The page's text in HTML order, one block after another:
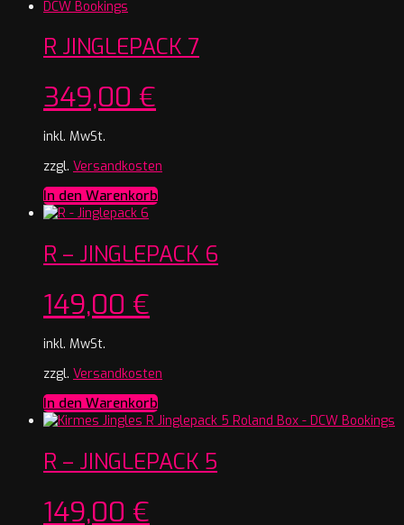
R JINGLEPACK 7
349,00 €
inkl. MwSt.
zzgl. Versandkosten
In den Warenkorb
R – JINGLEPACK 6
149,00 €
inkl. MwSt.
zzgl. Versandkosten
In den Warenkorb
R – JINGLEPACK 5
149,00 €